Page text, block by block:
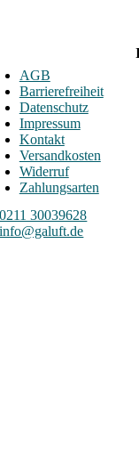
AGB
Barrierefreiheit
Datenschutz
Impressum
Kontakt
Versandkosten
Widerruf
Zahlungsarten
0211 30039628
info@galuft.de